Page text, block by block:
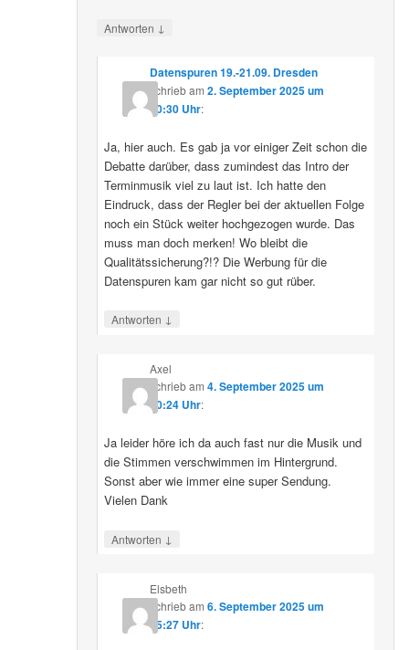
Antworten ↓
Datenspuren 19.-21.09. Dresden
schriebam 2. September 2025 um
10:30 Uhr:
Ja, hier auch. Es gab ja vor einiger Zeit schon die
Debatte darüber, dass zumindest das Intro der
Terminmusik viel zu laut ist. Ich hatte den
Eindruck, dass der Regler bei der aktuellen Folge
noch ein Stück weiter hochgezogen wurde. Das
muss man doch merken! Wo bleibt die
Qualitätssicherung?!? Die Werbung für die
Datenspuren kam gar nicht so gut rüber.
Antworten ↓
Axel
schriebam 4. September 2025 um
10:24 Uhr:
Ja leider höre ich da auch fast nur die Musik und
die Stimmen verschwimmen im Hintergrund.
Sonst aber wie immer eine super Sendung.
Vielen Dank
Antworten ↓
Elsbeth
schriebam 6. September 2025 um
15:27 Uhr: